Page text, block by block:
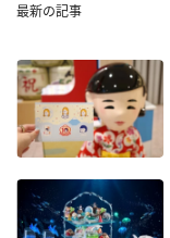
最新の記事